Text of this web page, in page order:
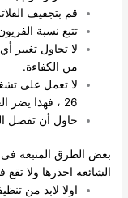
قم بتجفيف
تتبع نسبة
لا تحاول تغيير
من الكفاءة.
26 ، فهذا يضر الجهاز.
حاول أن تفصل
بعض الطرق المتبعة
الشائعه احذرها ولا تقع
اولا لابد من